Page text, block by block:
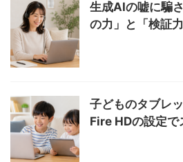
生成AIの嘘に騙
の力」と「検証
子どものタブレ
Fire HDの設定で